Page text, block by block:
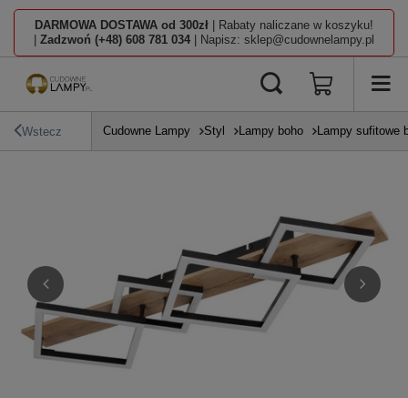
DARMOWA DOSTAWA od 300zł | Rabaty naliczane w koszyku!
Zadzwoń (+48) 608 781 034 | Napisz: sklep@cudownelampy.pl
Wstecz Cudowne Lampy Styl Lampy boho Lampy sufitowe